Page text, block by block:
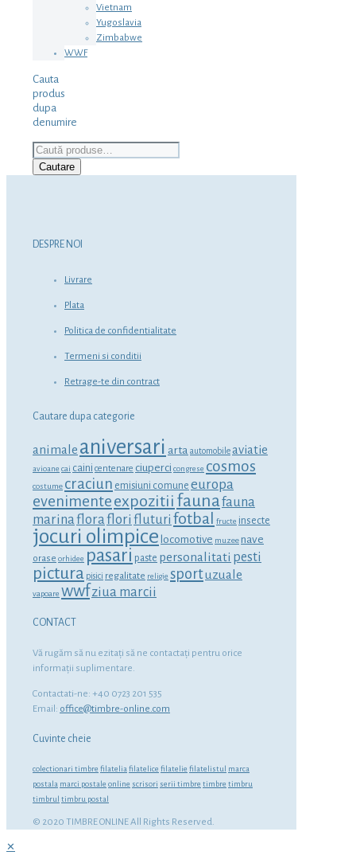
Vietnam
Yugoslavia
Zimbabwe
WWF
Cauta
produs
dupa
denumire
Caută
după:
Cautare
DESPRE NOI
Livrare
Plata
Politica de confidentialitate
Termeni si conditii
Retrage-te din contract
Cautare dupa categorie
animale aniversari arta automobile aviatie
avioane cai caini centenare ciuperci congrese cosmos
costume craciun emisiuni comune europa
evenimenteexpozitii faunafauna
marinafloraflori fluturi fotbal fructe insecte
jocuri olimpice locomotive muzeenave
orase orhidee pasari paste personalitati pesti
pictura pisici regalitate religie sportuzuale
vapoare wwfziua marcii
CONTACT
Vă rugăm să nu ezitaţi să ne contactaţi pentru orice
informaţii suplimentare.
Contactati-ne: +40 0723 201 535
Email: office@timbre-online.com
Cuvinte cheie
colectionari timbre filateliafilatelice filatelie filatelistul marca
postala marci postale online scrisori serii timbre timbre timbru
timbrul timbru postal
© 2020 TIMBRE ONLINE All Rights Reserved.
✕